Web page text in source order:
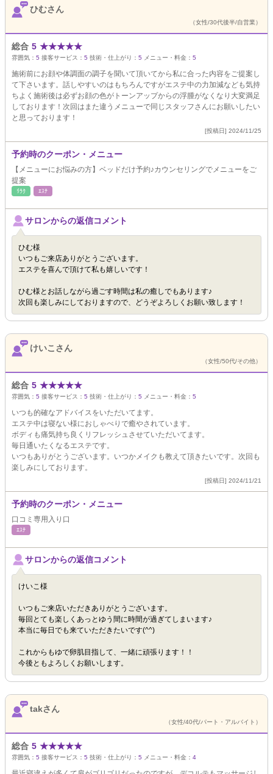
ひむさん
（女性/30代後半/自営業）
総合 5 ★★★★★
雰囲気： 5 接客サービス： 5 技術・仕上がり： 5 メニュー・料金： 5
施術前にお顔や体調面の調子を聞いて頂いてから私に合った内容をご提案し
て下さいます。話しやすいのはもちろんですがエステ中の力加減なども気持
ちよく施術後は必ずお顔の色がトーンアップからの浮腫がなくなり大変満足
しております！次回はまた違うメニューで同じスタッフさんにお願いしたい
と思っております！
[投稿日] 2024/11/25
予約時のクーポン・メニュー
【メニューにお悩みの方】ベッドだけ予約♪カウンセリングでメニューをご
提案
ﾘﾗｸ ｴｽﾃ
サロンからの返信コメント
ひむ様
いつもご来店ありがとうございます。
エステを喜んで頂けて私も嬉しいです！
ひむ様とお話しながら過ごす時間は私の癒しでもあります♪
次回も楽しみにしておりますので、どうぞよろしくお願い致します！
けいこさん
（女性/50代/その他）
総合 5 ★★★★★
雰囲気： 5 接客サービス： 5 技術・仕上がり： 5 メニュー・料金： 5
いつも的確なアドバイスをいただいてます。
エステ中は寝ない様におしゃべりで癒やされています。
ボディも痛気持ち良くリフレッシュさせていただいてます。
毎日通いたくなるエステです。
いつもありがとうございます。いつかメイクも教えて頂きたいです。次回も
楽しみにしております。
[投稿日] 2024/11/21
予約時のクーポン・メニュー
口コミ専用入り口
ｴｽﾃ
サロンからの返信コメント
けいこ様
いつもご来店いただきありがとうございます。
毎回とても楽しくあっとゆう間に時間が過ぎてしまいます♪
本当に毎日でも来ていただきたいです(^^)
これからもゆで卵肌目指して、一緒に頑張ります！！
今後ともよろしくお願いします。
takさん
（女性/40代/パート・アルバイト）
総合 5 ★★★★★
雰囲気： 5 接客サービス： 5 技術・仕上がり： 5 メニュー・料金： 4